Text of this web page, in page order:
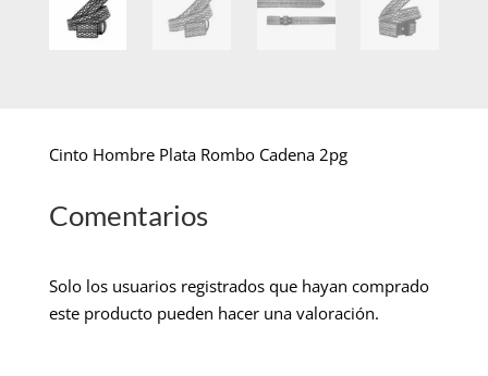
Cinto Hombre Plata Rombo Cadena 2pg
Comentarios
Solo los usuarios registrados que hayan comprado
este producto pueden hacer una valoración.